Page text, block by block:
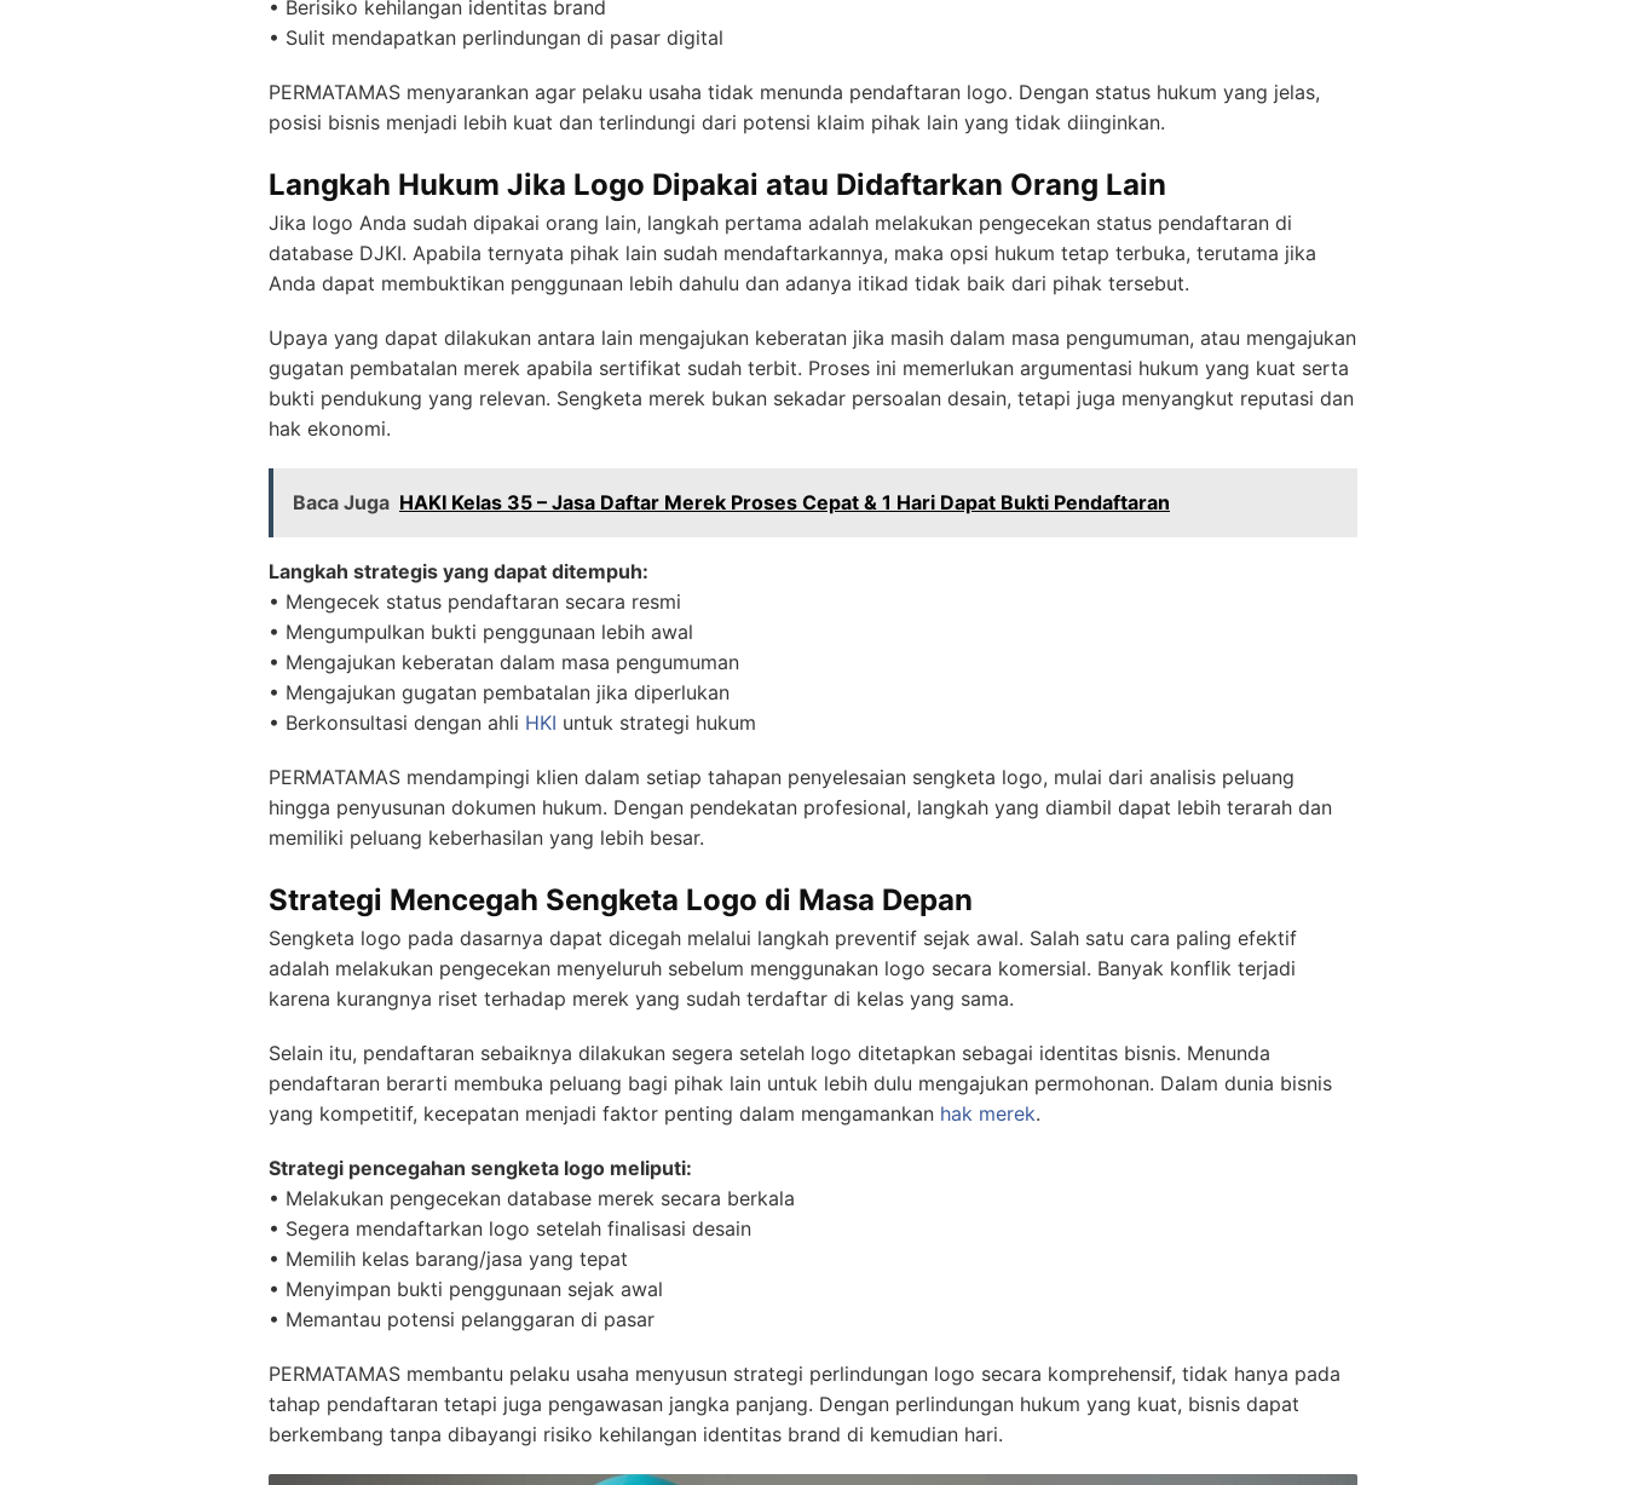
• Berisiko kehilangan identitas brand
• Sulit mendapatkan perlindungan di pasar digital
PERMATAMAS menyarankan agar pelaku usaha tidak menunda pendaftaran logo. Dengan status hukum yang jelas,
posisi bisnis menjadi lebih kuat dan terlindungi dari potensi klaim pihak lain yang tidak diinginkan.
Langkah Hukum Jika Logo Dipakai atau Didaftarkan Orang Lain
Jika logo Anda sudah dipakai orang lain, langkah pertama adalah melakukan pengecekan status pendaftaran di
database DJKI. Apabila ternyata pihak lain sudah mendaftarkannya, maka opsi hukum tetap terbuka, terutama jika
Anda dapat membuktikan penggunaan lebih dahulu dan adanya itikad tidak baik dari pihak tersebut.
Upaya yang dapat dilakukan antara lain mengajukan keberatan jika masih dalam masa pengumuman, atau mengajukan
gugatan pembatalan merek apabila sertifikat sudah terbit. Proses ini memerlukan argumentasi hukum yang kuat serta
bukti pendukung yang relevan. Sengketa merek bukan sekadar persoalan desain, tetapi juga menyangkut reputasi dan
hak ekonomi.
Baca Juga HAKI Kelas 35 – Jasa Daftar Merek Proses Cepat & 1 Hari Dapat Bukti Pendaftaran
Langkah strategis yang dapat ditempuh:
• Mengecek status pendaftaran secara resmi
• Mengumpulkan bukti penggunaan lebih awal
• Mengajukan keberatan dalam masa pengumuman
• Mengajukan gugatan pembatalan jika diperlukan
• Berkonsultasi dengan ahli HKI untuk strategi hukum
PERMATAMAS mendampingi klien dalam setiap tahapan penyelesaian sengketa logo, mulai dari analisis peluang
hingga penyusunan dokumen hukum. Dengan pendekatan profesional, langkah yang diambil dapat lebih terarah dan
memiliki peluang keberhasilan yang lebih besar.
Strategi Mencegah Sengketa Logo di Masa Depan
Sengketa logo pada dasarnya dapat dicegah melalui langkah preventif sejak awal. Salah satu cara paling efektif
adalah melakukan pengecekan menyeluruh sebelum menggunakan logo secara komersial. Banyak konflik terjadi
karena kurangnya riset terhadap merek yang sudah terdaftar di kelas yang sama.
Selain itu, pendaftaran sebaiknya dilakukan segera setelah logo ditetapkan sebagai identitas bisnis. Menunda
pendaftaran berarti membuka peluang bagi pihak lain untuk lebih dulu mengajukan permohonan. Dalam dunia bisnis
yang kompetitif, kecepatan menjadi faktor penting dalam mengamankan hak merek.
Strategi pencegahan sengketa logo meliputi:
• Melakukan pengecekan database merek secara berkala
• Segera mendaftarkan logo setelah finalisasi desain
• Memilih kelas barang/jasa yang tepat
• Menyimpan bukti penggunaan sejak awal
• Memantau potensi pelanggaran di pasar
PERMATAMAS membantu pelaku usaha menyusun strategi perlindungan logo secara komprehensif, tidak hanya pada
tahap pendaftaran tetapi juga pengawasan jangka panjang. Dengan perlindungan hukum yang kuat, bisnis dapat
berkembang tanpa dibayangi risiko kehilangan identitas brand di kemudian hari.